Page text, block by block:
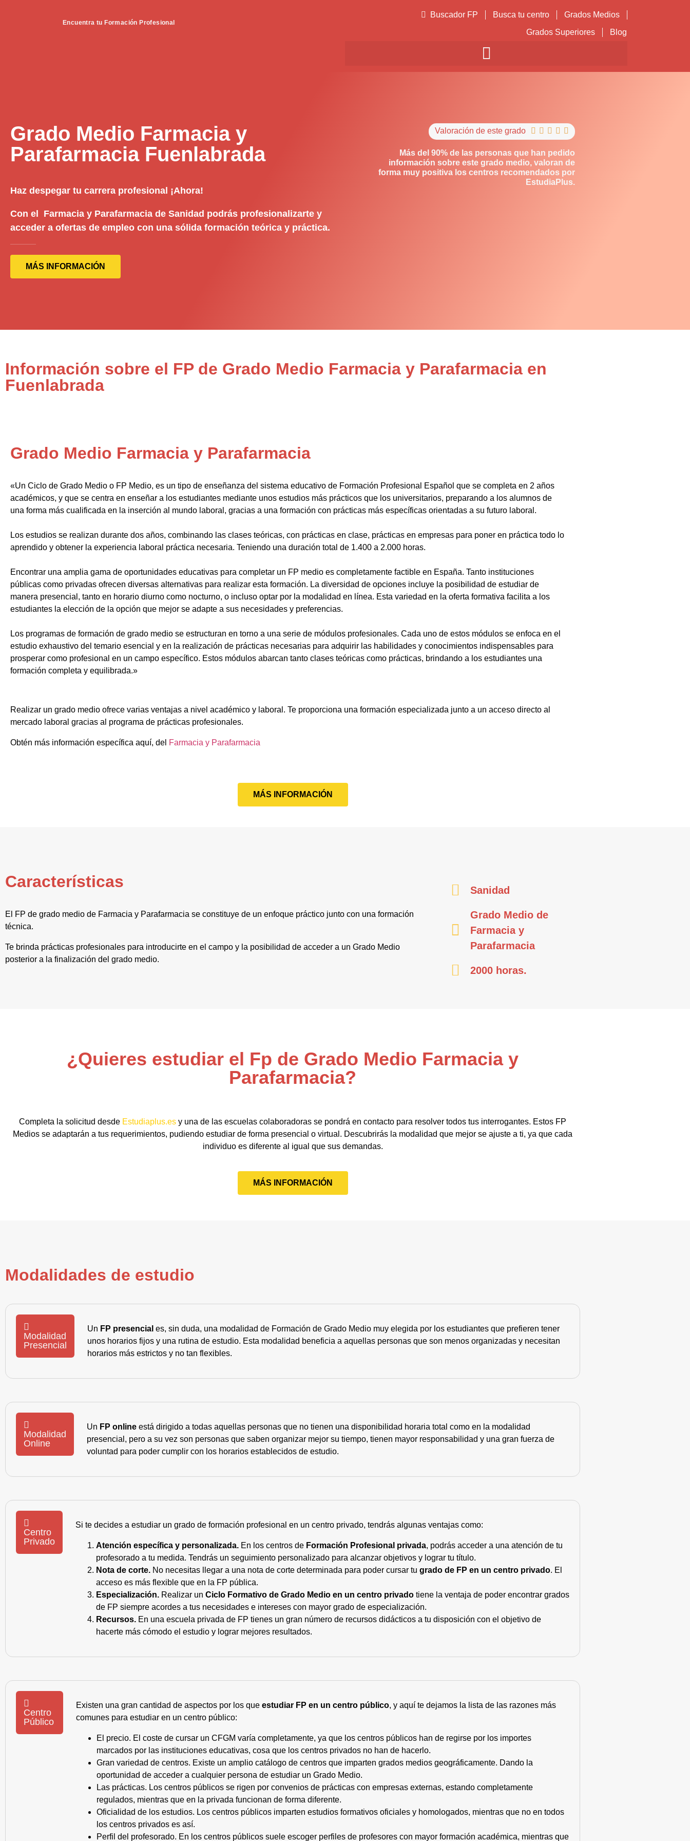
Encuentra tu Formación Profesional
Buscador FP Busca tu centro
Grados Medios
Grados Superiores
Blog
Grado Medio Farmacia y
Parafarmacia Fuenlabrada
Haz despegar tu carrera profesional ¡Ahora!
Con el Farmacia y Parafarmacia de Sanidad podrás profesionalizarte y
acceder a ofertas de empleo con una sólida formación teórica y práctica.
MÁS INFORMACIÓN
Valoración de este grado     
Más del 90% de las personas que han pedido
información sobre este grado medio, valoran de
forma muy positiva los centros recomendados por
EstudiaPlus.
Información sobre el FP de Grado Medio Farmacia y Parafarmacia en
Fuenlabrada
Grado Medio Farmacia y Parafarmacia
«Un Ciclo de Grado Medio o FP Medio, es un tipo de enseñanza del sistema educativo de Formación Profesional Español que se completa en 2 años
académicos, y que se centra en enseñar a los estudiantes mediante unos estudios más prácticos que los universitarios, preparando a los alumnos de
una forma más cualificada en la inserción al mundo laboral, gracias a una formación con prácticas más específicas orientadas a su futuro laboral.
Los estudios se realizan durante dos años, combinando las clases teóricas, con prácticas en clase, prácticas en empresas para poner en práctica todo lo
aprendido y obtener la experiencia laboral práctica necesaria. Teniendo una duración total de 1.400 a 2.000 horas.
Encontrar una amplia gama de oportunidades educativas para completar un FP medio es completamente factible en España. Tanto instituciones
públicas como privadas ofrecen diversas alternativas para realizar esta formación. La diversidad de opciones incluye la posibilidad de estudiar de
manera presencial, tanto en horario diurno como nocturno, o incluso optar por la modalidad en línea. Esta variedad en la oferta formativa facilita a los
estudiantes la elección de la opción que mejor se adapte a sus necesidades y preferencias.
Los programas de formación de grado medio se estructuran en torno a una serie de módulos profesionales. Cada uno de estos módulos se enfoca en el
estudio exhaustivo del temario esencial y en la realización de prácticas necesarias para adquirir las habilidades y conocimientos indispensables para
prosperar como profesional en un campo específico. Estos módulos abarcan tanto clases teóricas como prácticas, brindando a los estudiantes una
formación completa y equilibrada.»
Realizar un grado medio ofrece varias ventajas a nivel académico y laboral. Te proporciona una formación especializada junto a un acceso directo al
mercado laboral gracias al programa de prácticas profesionales.
Obtén más información específica aquí, del Farmacia y Parafarmacia
MÁS INFORMACIÓN
Características
El FP de grado medio de Farmacia y Parafarmacia se constituye de un enfoque práctico junto con una formación
técnica.
Te brinda prácticas profesionales para introducirte en el campo y la posibilidad de acceder a un Grado Medio
posterior a la finalización del grado medio.
Sanidad
Grado Medio de
Farmacia y
Parafarmacia
2000 horas.
¿Quieres estudiar el Fp de Grado Medio Farmacia y
Parafarmacia?
Completa la solicitud desde Estudiaplus.es y una de las escuelas colaboradoras se pondrá en contacto para resolver todos tus interrogantes. Estos FP
Medios se adaptarán a tus requerimientos, pudiendo estudiar de forma presencial o virtual. Descubrirás la modalidad que mejor se ajuste a ti, ya que cada
individuo es diferente al igual que sus demandas.
MÁS INFORMACIÓN
Modalidades de estudio
Modalidad
Presencial
Un FP presencial es, sin duda, una modalidad de Formación de Grado Medio muy elegida por los estudiantes que prefieren tener
unos horarios fijos y una rutina de estudio. Esta modalidad beneficia a aquellas personas que son menos organizadas y necesitan
horarios más estrictos y no tan flexibles.
Modalidad
Online
Un FP online está dirigido a todas aquellas personas que no tienen una disponibilidad horaria total como en la modalidad
presencial, pero a su vez son personas que saben organizar mejor su tiempo, tienen mayor responsabilidad y una gran fuerza de
voluntad para poder cumplir con los horarios establecidos de estudio.
Centro
Privado
Si te decides a estudiar un grado de formación profesional en un centro privado, tendrás algunas ventajas como:
Atención específica y personalizada. En los centros de Formación Profesional privada, podrás acceder a una atención de tu
profesorado a tu medida. Tendrás un seguimiento personalizado para alcanzar objetivos y lograr tu título.
Nota de corte. No necesitas llegar a una nota de corte determinada para poder cursar tu grado de FP en un centro privado. El
acceso es más flexible que en la FP pública.
Especialización. Realizar un Ciclo Formativo de Grado Medio en un centro privado tiene la ventaja de poder encontrar grados
de FP siempre acordes a tus necesidades e intereses con mayor grado de especialización.
Recursos. En una escuela privada de FP tienes un gran número de recursos didácticos a tu disposición con el objetivo de
hacerte más cómodo el estudio y lograr mejores resultados.
Centro
Público
Existen una gran cantidad de aspectos por los queestudiar FP en un centro público, y aquí te dejamos la lista de las razones más
comunes para estudiar en un centro público:
El precio. El coste de cursar un CFGM varía completamente, ya que los centros públicos han de regirse por los importes
marcados por las instituciones educativas, cosa que los centros privados no han de hacerlo.
Gran variedad de centros. Existe un amplio catálogo de centros que imparten grados medios geográficamente. Dando la
oportunidad de acceder a cualquier persona de estudiar un Grado Medio.
Las prácticas. Los centros públicos se rigen por convenios de prácticas con empresas externas, estando completamente
regulados, mientras que en la privada funcionan de forma diferente.
Oficialidad de los estudios. Los centros públicos imparten estudios formativos oficiales y homologados, mientras que no en todos
los centros privados es así.
Perfil del profesorado. En los centros públicos suele escoger perfiles de profesores con mayor formación académica, mientras que